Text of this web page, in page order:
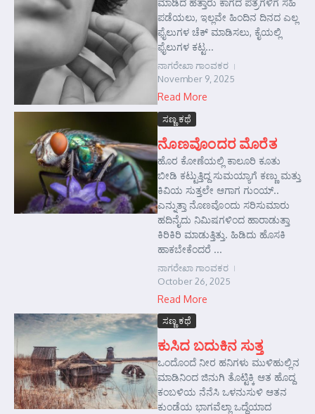
ಮಾಡಿದ ಹತ್ತಾರು ಕಾಗದ ಪತ್ರಗಳಿಗೆ ಸಹಿ
ಪಡೆಯಲು, ಇಲ್ಲವೇ ಹಿಂದಿನ ದಿನದ ಎಲ್ಲ
ಫೈಲುಗಳ ಚೆಕ್ ಮಾಡಿಸಲು, ಕೈಯಲ್ಲಿ
ಫೈಲುಗಳ ಕಟ್ಟ...
ನಾಗರೇಖಾ ಗಾಂವಕರ
November 9, 2025
Read More
ಸಣ್ಣ ಕಥೆ
ನೊಣವೊಂದರ ಮೊರೆತ
ಹೊರ ಕೋಣೆಯಲ್ಲಿ ಕಾಲೂರಿ ಕೂತು
ಬೀಡಿ ಕಟ್ಟುತ್ತಿದ್ದ ಸುಮಯ್ಯಾಗೆ ಕಣ್ಣು ಮತ್ತು
ಕಿವಿಯ ಸುತ್ತಲೇ ಆಗಾಗ ಗುಂಯ್..
ಎನ್ನುತ್ತಾ ನೊಣವೊಂದು ಸರಿಸುಮಾರು
ಹದಿನೈದು ನಿಮಿಷಗಳಿಂದ ಹಾರಾಡುತ್ತಾ
ಕಿರಿಕಿರಿ ಮಾಡುತ್ತಿತ್ತು. ಹಿಡಿದು ಹೊಸಕಿ
ಹಾಕಬೇಕೆಂದರೆ ...
ನಾಗರೇಖಾ ಗಾಂವಕರ
October 26, 2025
Read More
ಸಣ್ಣ ಕಥೆ
ಕುಸಿದ ಬದುಕಿನ ಸುತ್ತ
ಒಂದೊಂದೆ ನೀರ ಹನಿಗಳು ಮುಳಿಹುಲ್ಲಿನ
ಮಾಡಿನಿಂದ ಜಿನುಗಿ ತೊಟ್ಟಿಕ್ಕಿ ಆತ ಹೊದ್ದ
ಕಂಬಳಿಯ ನೆನೆಸಿ ಒಳನುಸುಳಿ ಆತನ
ಕುಂಡೆಯ ಭಾಗವೆಲ್ಲಾ ಒದ್ದೆಯಾದ